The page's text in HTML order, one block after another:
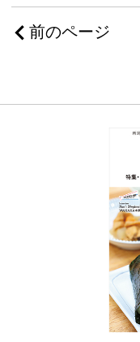
前のページ